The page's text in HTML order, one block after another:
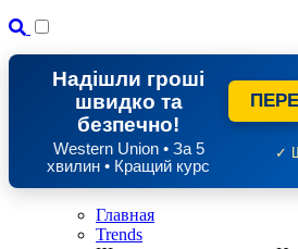
Надішли гроші
швидко та
безпечно!
Western Union • За 5
хвилин • Кращий курс
✓
Главная
Trends